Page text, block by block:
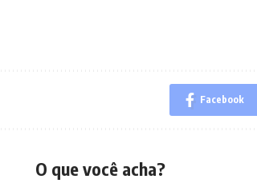
Facebook
O que você acha?